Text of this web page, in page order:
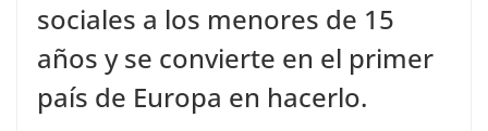
sociales a los menores de 15
años y se convierte en el primer
país de Europa en hacerlo.